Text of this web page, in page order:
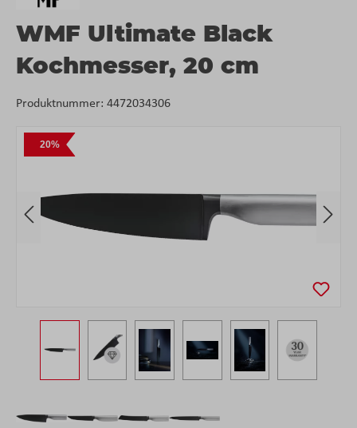
20%
Bildergalerie überspringen
WMF Ultimate Black
Kochmesser, 20 cm
Produktnummer: 4472034306